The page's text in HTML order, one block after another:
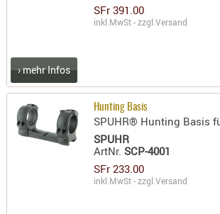
SFr 391.00
inkl.MwSt - zzgl.Versand
› mehr Infos
Hunting Basis
SPUHR® Hunting Basis
SPUHR
ArtNr.SCP-4001
SFr 233.00
inkl.MwSt - zzgl.Versand